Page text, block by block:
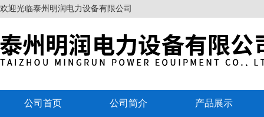
欢迎光临泰州明润电力设备有限公司
公司首页 公司简介 产品展示